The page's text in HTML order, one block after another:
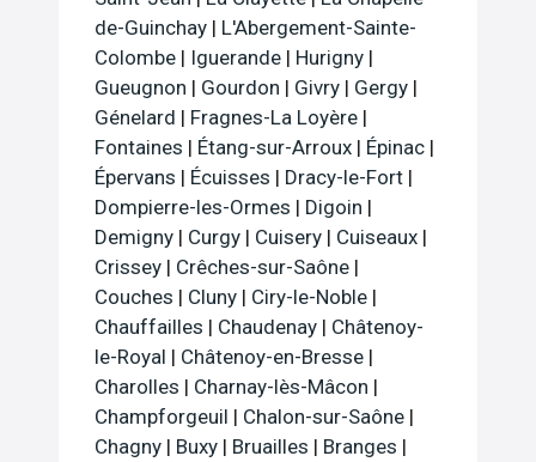
de-Guinchay | L'Abergement-Sainte-
Colombe | Iguerande | Hurigny |
Gueugnon | Gourdon | Givry | Gergy |
Génelard | Fragnes-La Loyère |
Fontaines | Étang-sur-Arroux | Épinac |
Épervans | Écuisses | Dracy-le-Fort |
Dompierre-les-Ormes | Digoin |
Demigny | Curgy | Cuisery | Cuiseaux |
Crissey | Crêches-sur-Saône |
Couches | Cluny | Ciry-le-Noble |
Chauffailles | Chaudenay | Châtenoy-
le-Royal | Châtenoy-en-Bresse |
Charolles | Charnay-lès-Mâcon |
Champforgeuil | Chalon-sur-Saône |
Chagny | Buxy | Bruailles | Branges |